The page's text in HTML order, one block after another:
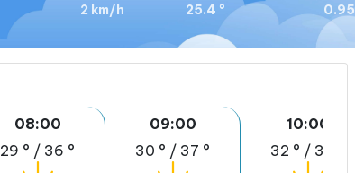
2 km/h
25.4 °
0.95
08:00
29 ° / 36 °
09:00
30 ° / 37 °
10:00
32 ° / 39 °